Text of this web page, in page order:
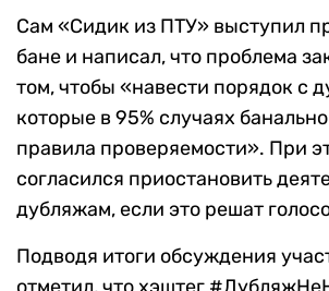
Сам «Сидик из ПТУ» выступил
бане и написал, что проблема
том, чтобы «навести порядок с
которые в 95% случаях
правила проверяемости». При
согласился приостановить
дубляжам, если это решат
Подводя итоги обсуждения